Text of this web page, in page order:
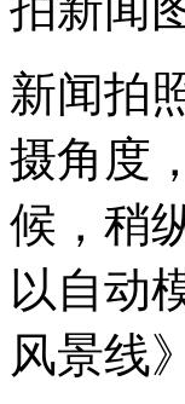
新闻拍
摄角度
候，稍
以自动
风景线